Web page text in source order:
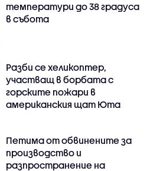
температури до 38 градуса
в събота
Разби се хеликоптер,
участващ в борбата с
горските пожари в
американския щат Юта
Петима от обвинените за
производство и
разпространение на